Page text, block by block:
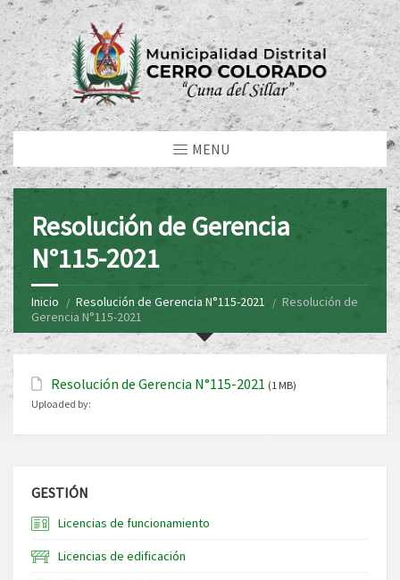
MENU
Resolución de Gerencia
N°115-2021
Inicio Resolución de Gerencia N°115-2021
Resolución de
Gerencia N°115-2021
Resolución de Gerencia N°115-2021 (1 MB)
Uploaded by:
GESTIÓN
Licencias de funcionamiento
Licencias de edificación